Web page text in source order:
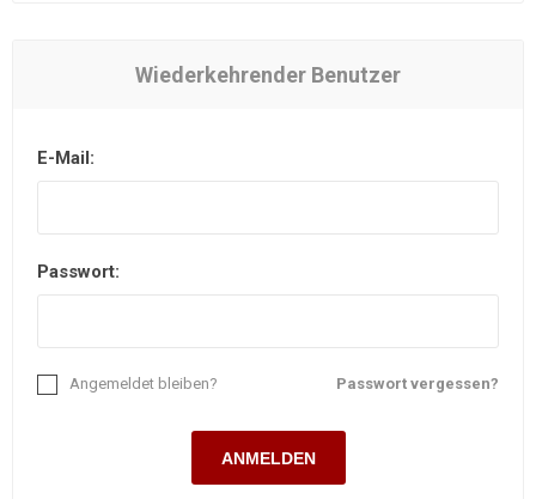
Wiederkehrender Benutzer
E-Mail:
Passwort:
Passwort vergessen?
Angemeldet bleiben?
ANMELDEN